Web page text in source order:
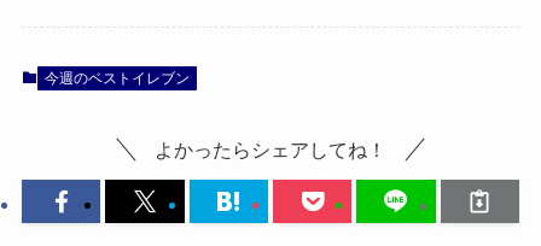
今週のベストイレブン
よかったらシェアしてね！